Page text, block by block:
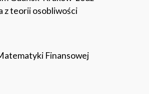
z teorii osobliwości
Finansowej